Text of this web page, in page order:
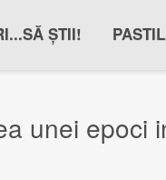
ȘTII!
unei